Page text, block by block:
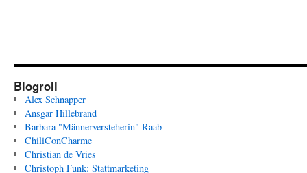
Blogroll
Alex Schnapper
Ansgar Hillebrand
Barbara "Männerversteherin" Raab
ChiliConCharme
Christian de Vries
Christoph Funk: Stattmarketing